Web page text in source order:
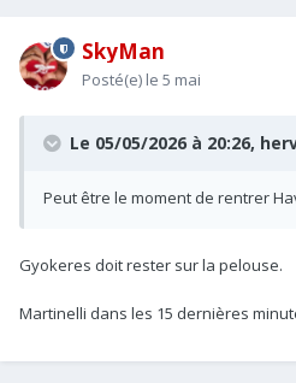
SkyMan
Posté(e) le 5 mai
Le 05/05/2026 à 20:26,
Peut être le moment de rentrer
Gyokeres doit rester sur la pelouse.
Martinelli dans les 15 dernières